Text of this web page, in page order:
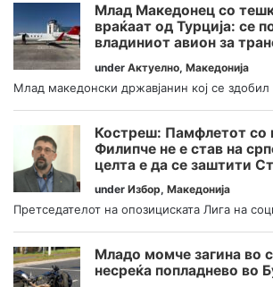
Млад Македонец со
враќаат од Турција: се
владиниот авион за
under Актуелно, Македонија
Млад македонски државјанин кој се
Костреш: Памфлетот со
Филипче не е став на
целта е да се заштити
under Избор, Македонија
Претседателот на опозициската Лига на
Младо момче загина во
несреќа попладнево во